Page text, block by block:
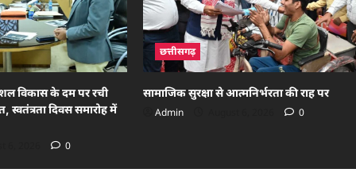
विकास के दम पर रची
स्वतंत्रता दिवस समारोह में
0
छत्तीसगढ़
सामाजिक सुरक्षा से आत्मनिर्भरता की राह पर
Admin
0